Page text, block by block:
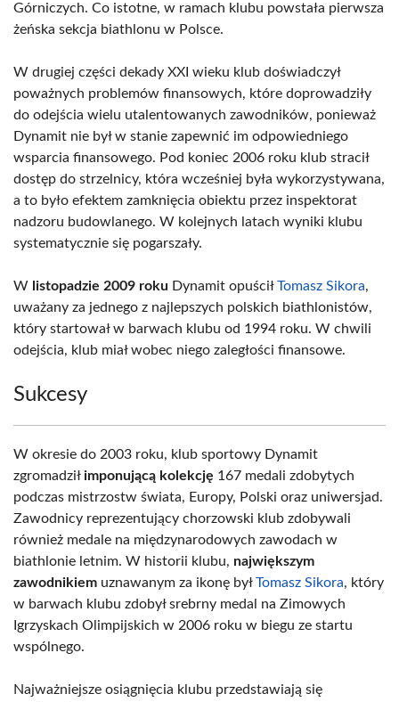
Górniczych. Co istotne, w ramach klubu powstała pierwsza
żeńska sekcja biathlonu w Polsce.
W drugiej części dekady XXI wieku klub doświadczył
poważnych problemów finansowych, które doprowadziły
do odejścia wielu utalentowanych zawodników, ponieważ
Dynamit nie był w stanie zapewnić im odpowiedniego
wsparcia finansowego. Pod koniec 2006 roku klub stracił
dostęp do strzelnicy, która wcześniej była wykorzystywana,
a to było efektem zamknięcia obiektu przez inspektorat
nadzoru budowlanego. W kolejnych latach wyniki klubu
systematycznie się pogarszały.
W listopadzie 2009 roku Dynamit opuściłTomasz Sikora,
uważany za jednego z najlepszych polskich biathlonistów,
który startował w barwach klubu od 1994 roku. W chwili
odejścia, klub miał wobec niego zaległości finansowe.
Sukcesy
W okresie do 2003 roku, klub sportowy Dynamit
zgromadziłimponującą kolekcję 167 medali zdobytych
podczas mistrzostw świata, Europy, Polski oraz uniwersjad.
Zawodnicy reprezentujący chorzowski klub zdobywali
również medale na międzynarodowych zawodach w
biathlonie letnim. W historii klubu, największym
zawodnikiem uznawanym za ikonę byłTomasz Sikora, który
w barwach klubu zdobył srebrny medal na Zimowych
Igrzyskach Olimpijskich w 2006 roku w biegu ze startu
wspólnego.
Najważniejsze osiągnięcia klubu przedstawiają się